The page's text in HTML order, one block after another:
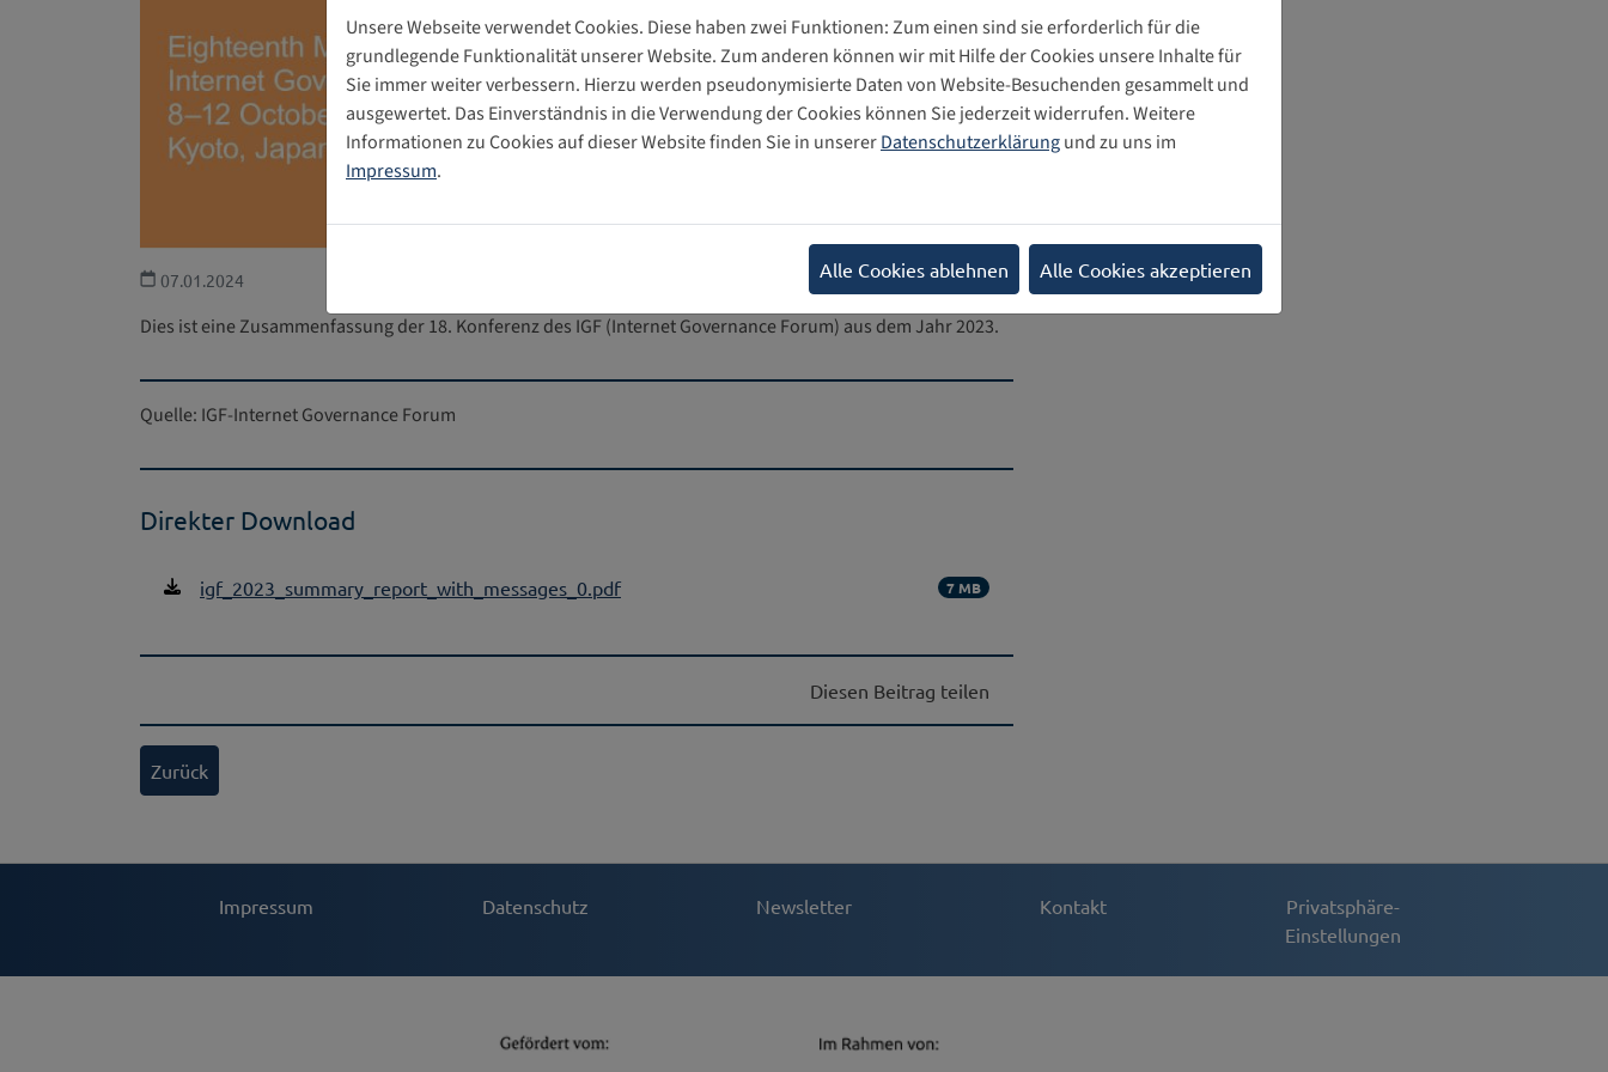
07.01.2024
Dies ist eine Zusammenfassung der 18. Konferenz des IGF (Internet Governance Forum) aus dem Jahr 2023.
Quelle: IGF-Internet Governance Forum
Direkter Download
igf_2023_summary_report_with_messages_0.pdf 7 MB
Diesen Beitrag teilen
Zurück
Impressum Datenschutz Newsletter Kontakt
Privatsphäre-
Einstellungen
Unsere Webseite verwendet Cookies. Diese haben zwei Funktionen: Zum einen sind sie erforderlich für die
grundlegende Funktionalität unserer Website. Zum anderen können wir mit Hilfe der Cookies unsere Inhalte für
Sie immer weiter verbessern. Hierzu werden pseudonymisierte Daten von Website-Besuchenden gesammelt und
ausgewertet. Das Einverständnis in die Verwendung der Cookies können Sie jederzeit widerrufen. Weitere
Informationen zu Cookies auf dieser Website finden Sie in unsererDatenschutzerklärungund zu uns im
Impressum.
Alle Cookies ablehnen Alle Cookies akzeptieren